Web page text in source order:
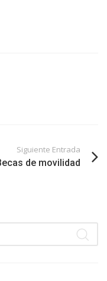
Siguiente Entrada
de movilidad